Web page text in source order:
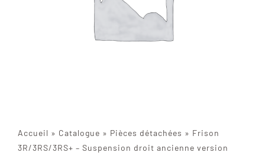
Accueil » Catalogue » Pièces détachées » Frison
3R/3RS/3RS+ – Suspension droit ancienne version